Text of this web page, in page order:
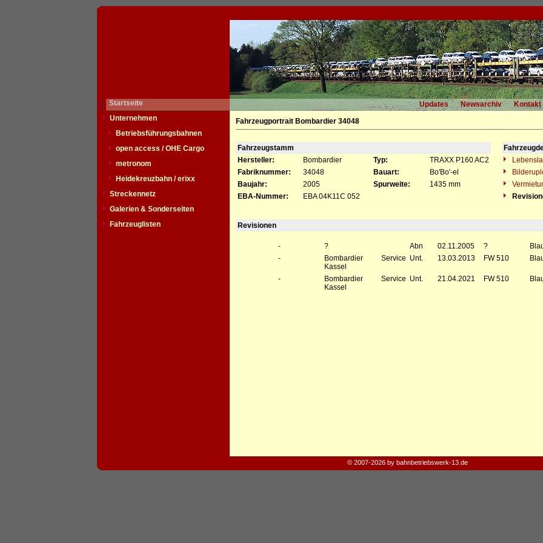
Startseite Updates Newsarchiv Kontakt
Unternehmen
Betriebsführungsbahnen
open access / OHE Cargo
metronom
Heidekreuzbahn / erixx
Streckennetz
Galerien & Sonderseiten
Fahrzeuglisten
Fahrzeugportrait Bombardier 34048
Fahrzeugstamm
Hersteller:
Bombardier Typ: TRAXX P160 AC2
Fabriknummer:
34048 Bauart: Bo'Bo'-el
Baujahr:
2005 Spurweite: 1435 mm
EBA-Nummer:
EBA 04K11C 052
Revisionen
- ? Abn 02.11.2005 ?
-
Bombardier Service
Kassel
Unt. 13.03.2013 FW 510
-
Bombardier Service
Kassel
Unt. 21.04.2021 FW 510
© 2007-2026 by bahnbetriebswerk-13.de